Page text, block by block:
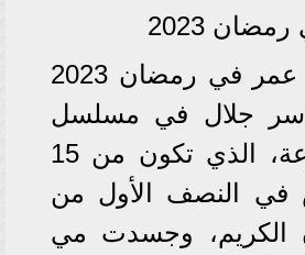
2023
تشارك مي عمر في رمضان 2023
جلال في مسلسل
علاقة مشروعة، الذي تكون من 15
النصف الأول من
الكريم، وجسدت مي